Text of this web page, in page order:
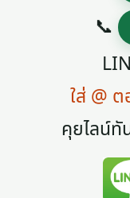
📞
ใส่ @
คุยไลน์ทั